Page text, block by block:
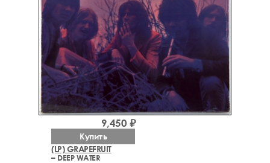
(LP) GRAPEFRUIT
– DEEP WATER
9,450 ₽
Купить